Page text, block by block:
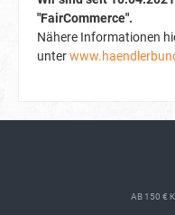
"FairCommerce".
Nähere Informationen
unter
AB 150 €